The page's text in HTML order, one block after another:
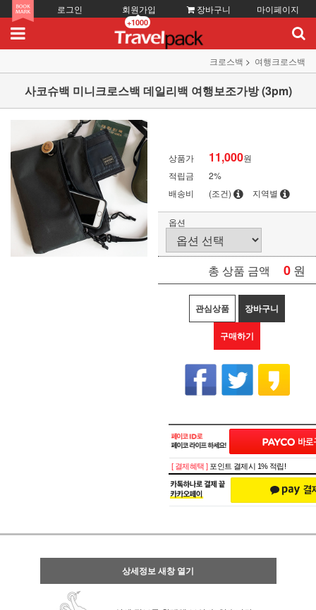
로그인 회원가입
+1000
장바구니 마이페이지
크로스백 여행크로스백
사코슈백 미니크로스백 데일리백 여행보조가방 (3pm)
상품가 11,000원
적립금
2%
배송비
(조건) 지역별
옵션
총 상품 금액 0 원
관심상품 장바구니
구매하기
[ 결제혜택 ] 포인트 결제시 1% 적립!
상세정보 새창 열기